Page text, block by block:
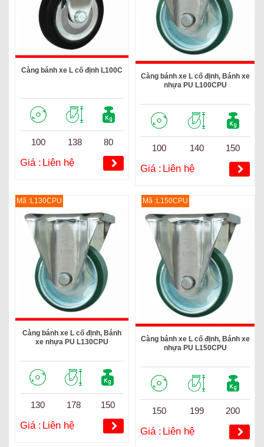
Càng bánh xe L cố định L100C
100 138 80
Giá : Liên hệ
Càng bánh xe L cố định, Bánh xe
nhựa PU L100CPU
100 140 150
Giá : Liên hệ
Mã :L130CPU
Càng bánh xe L cố định, Bánh
xe nhựa PU L130CPU
130 178 150
Giá : Liên hệ
Mã :L150CPU
Càng bánh xe L cố định, Bánh xe
nhựa PU L150CPU
150 199 200
Giá : Liên hệ